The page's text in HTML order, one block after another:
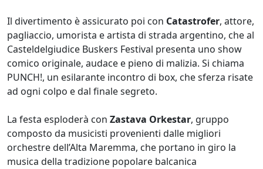
Il divertimento è assicurato poi con Catastrofer, attore,
pagliaccio, umorista e artista di strada argentino, che al
Casteldelgiudice Buskers Festival presenta uno show
comico originale, audace e pieno di malizia. Si chiama
PUNCH!, un esilarante incontro di box, che sferza risate
ad ogni colpo e dal finale segreto.
La festa esploderà con Zastava Orkestar, gruppo
composto da musicisti provenienti dalle migliori
orchestre dell’Alta Maremma, che portano in giro la
musica della tradizione popolare balcanica